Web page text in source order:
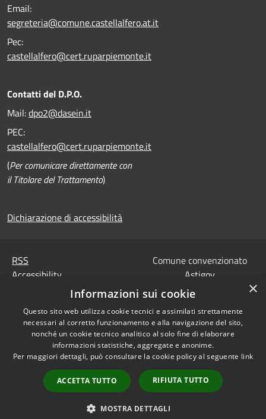
Email:
segreteria@comune.castellalfero.at.it
Pec:
castellalfero@cert.ruparpiemonte.it
Contatti del D.P.O.
Mail:dpo2@dasein.it
PEC:
castellalfero@cert.ruparpiemonte.it
(Per comunicare direttamente con
il Titolare del Trattamento)
Dichiarazione di accessibilità
RSS
Accessibility
Sitemap
Codice Univoco IPA,
Tesoreria e Coordinate
bancarie
Dati di contatto DPO
Dichiarazione di
Comune convenzionato
Astigov
Progetto|Convenzione
Adesioni
•Accesso redazione
×
Informazioni sui cookie
Questo sito web utilizza cookie tecnici e assimilati strettamente
necessari al corretto funzionamento e alla navigazione del sito,
nonché un cookie tecnico analitico al solo fine di elaborare
informazioni statistiche, aggregate e anonime.
Per maggiori dettagli, può consultare la cookie policy al seguente link
ACCETTA TUTTO RIFIUTA TUTTO
MOSTRA DETTAGLI